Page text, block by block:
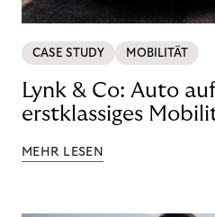
CASE STUDY MOBILITÄT
Lynk & Co: Auto
erstklassiges
MEHR LESEN